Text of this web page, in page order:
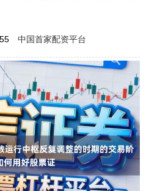
中国首家配资平台